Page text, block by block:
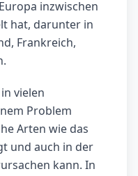
inzwischen
hat, darunter in
Frankreich,
vielen
Problem
Arten wie das
und auch in der
kann. In